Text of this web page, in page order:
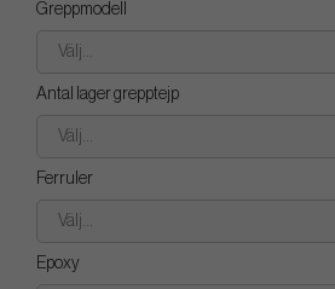
Greppmodell
Välj...
Antal lager grepptejp
Välj...
Ferruler
Välj...
Epoxy